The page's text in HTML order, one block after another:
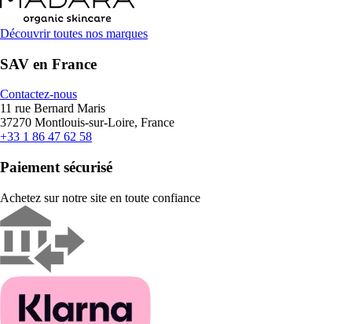
Découvrir toutes nos marques
SAV en France
Contactez-nous
11 rue Bernard Maris
37270 Montlouis-sur-Loire, France
+33 1 86 47 62 58
Paiement sécurisé
Achetez sur notre site en toute confiance